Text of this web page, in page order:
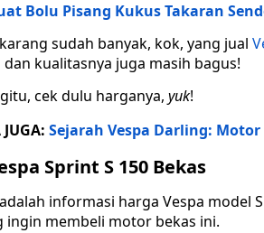
Bolu Pisang Kukus Takaran
sudah banyak, kok, yang jual
kualitasnya juga masih bagus!
cek dulu harganya, yuk!
Sejarah Vespa Darling:
Sprint S 150 Bekas
informasi harga Vespa model
ingin membeli motor bekas ini.